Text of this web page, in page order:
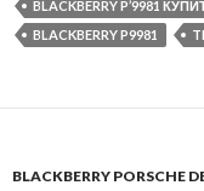
BLACKBERRY P’9981
BLACKBERRY P9981
BLACKBERRY PORSCHE